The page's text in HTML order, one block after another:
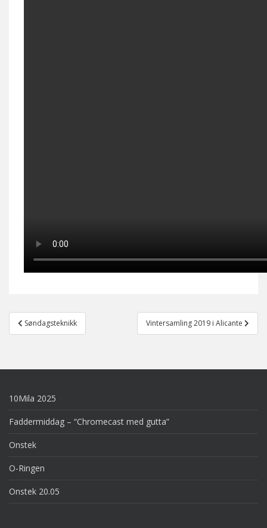
Post
navigation
Søndagsteknikk Vintersamling 2019 i Alicante
10Mila 2025
Faddermiddag – “Chromecast med gutta”
Onstek
O-Ringen
Onstek 20.05